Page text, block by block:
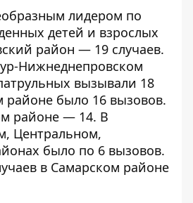
лидером по
детей и взрослых
район — 19 случаев.
Нижнеднепровском
вызывали 18
районе было 16 вызовов.
районе — 14. В
Центральном,
было по 6 вызовов.
в Самарском районе